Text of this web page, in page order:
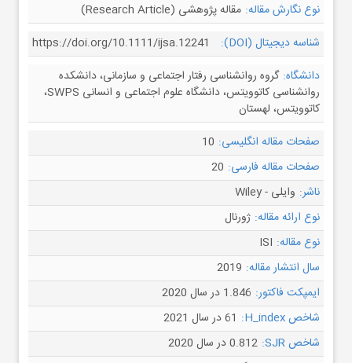
نوع نگارش مقاله: مقاله پژوهشی (Research Article)
شناسه دیجیتال (DOI):
https://doi.org/10.1111/ijsa.12241
دانشگاه: گروه روانشناسی رفتار اجتماعی و سازمانی، دانشکده
روانشناسی کاتوویتس، دانشگاه علوم اجتماعی و انسانی SWPS،
کاتوویتس، لهستان
صفحات مقاله انگلیسی: 10
صفحات مقاله فارسی: 20
ناشر: وایلی - Wiley
نوع ارائه مقاله: ژورنال
نوع مقاله: ISI
سال انتشار مقاله: 2019
ایمپکت فاکتور: 1.846 در سال 2020
شاخص H_index:
61 در سال 2021
شاخص SJR:
0.812 در سال 2020